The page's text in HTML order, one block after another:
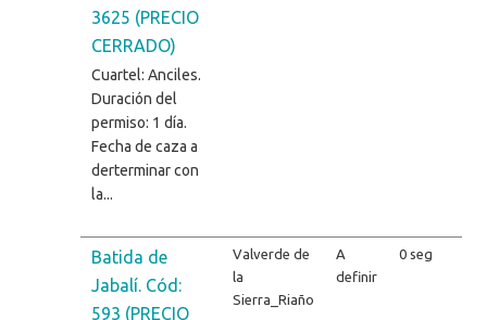
3625 (PRECIO
CERRADO)
Cuartel: Anciles.
Duración del
permiso: 1 día.
Fecha de caza a
derterminar con
la...
Batida de
Jabalí. Cód:
593 (PRECIO
Valverde de
la
Sierra_Riaño
A
definir
0 seg